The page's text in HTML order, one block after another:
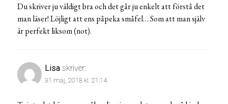
Du skriver ju väldigt bra och det går ju enkelt att förstå det
man läser! Löjligt att ens påpeka småfel… Som att man själv
är perfekt liksom (not).
Lisa skriver:
31 maj, 2018 kl. 21:14